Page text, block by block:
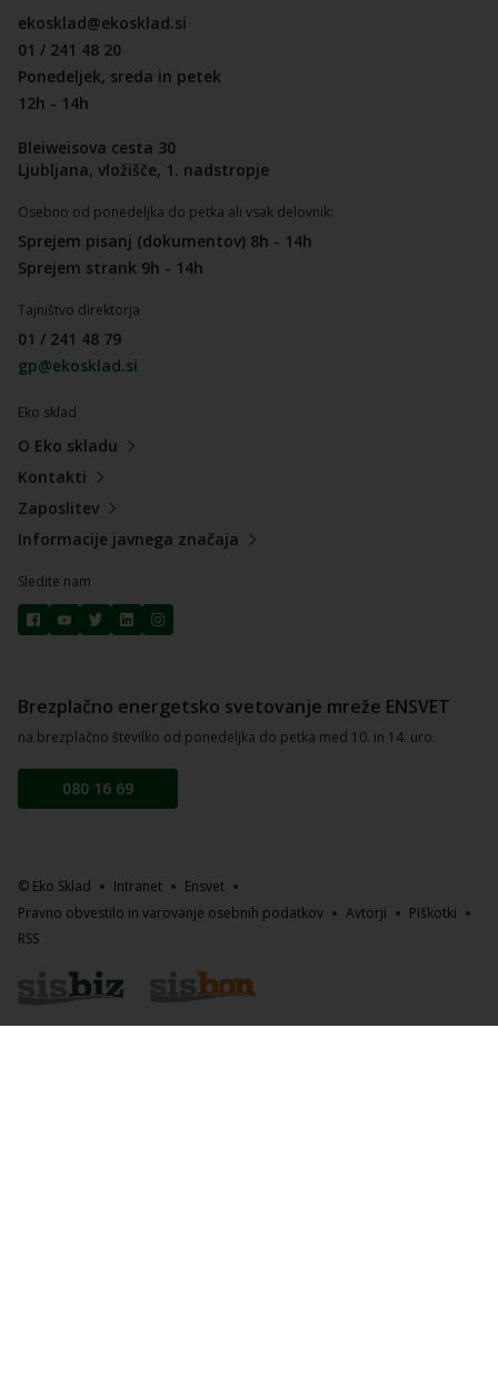
ekosklad@ekosklad.si
01 / 241 48 20
Ponedeljek, sreda in petek
12h - 14h
Bleiweisova cesta 30
Ljubljana, vložišče, 1. nadstropje
Osebno od ponedeljka do petka ali vsak delovnik:
Sprejem pisanj (dokumentov) 8h - 14h
Sprejem strank 9h - 14h
Tajništvo direktorja
01 / 241 48 79
gp@ekosklad.si
Eko sklad
O Eko skladu
Kontakti
Zaposlitev
Informacije javnega značaja
Sledite nam
Brezplačno energetsko svetovanje mreže ENSVET
na brezplačno številko od ponedeljka do petka med 10. in 14. uro.
080 16 69
© Eko Sklad Intranet
Ensvet
Pravno obvestilo in varovanje osebnih podatkov
Avtorji
Piškotki
RSS